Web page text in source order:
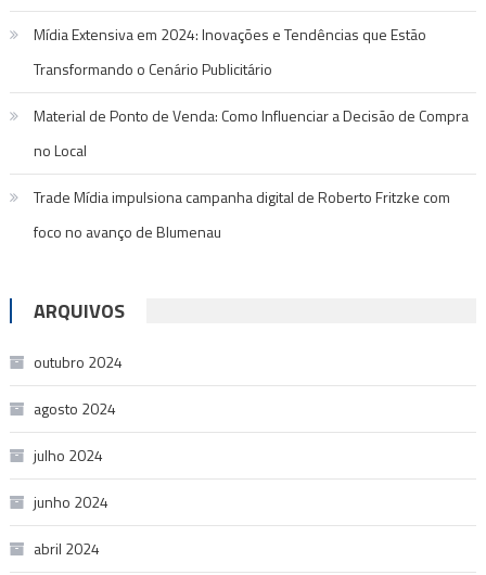
Mídia Extensiva em 2024: Inovações e Tendências que Estão
Transformando o Cenário Publicitário
Material de Ponto de Venda: Como Influenciar a Decisão de Compra
no Local
Trade Mídia impulsiona campanha digital de Roberto Fritzke com
foco no avanço de Blumenau
ARQUIVOS
outubro 2024
agosto 2024
julho 2024
junho 2024
abril 2024